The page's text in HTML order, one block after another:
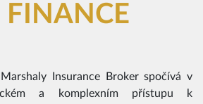
FINANCE
Insurance Broker spočívá v
a komplexním přístupu k